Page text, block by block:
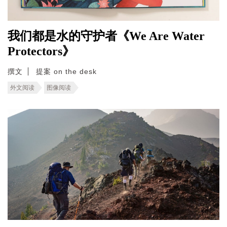
我们都是水的守护者《We Are Water
Protectors》
撰文 提案 on the desk
外文阅读 图像阅读